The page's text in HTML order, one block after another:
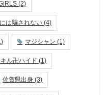
(2)
は騙されない (4)
マジシャン (1)
ル卍ハイド (1)
佐賀県出身 (3)